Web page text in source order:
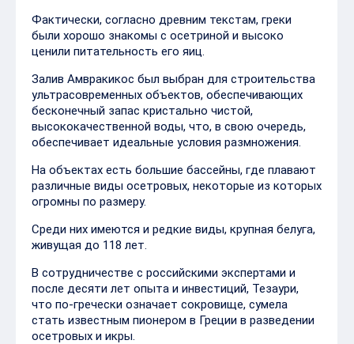
Фактически, согласно древним текстам, греки
были хорошо знакомы с осетриной и высоко
ценили питательность его яиц.
Залив Амвракикос был выбран для строительства
ультрасовременных объектов, обеспечивающих
бесконечный запас кристально чистой,
высококачественной воды, что, в свою очередь,
обеспечивает идеальные условия размножения.
На объектах есть большие бассейны, где плавают
различные виды осетровых, некоторые из которых
огромны по размеру.
Среди них имеются и редкие виды, крупная белуга,
живущая до 118 лет.
В сотрудничестве с российскими экспертами и
после десяти лет опыта и инвестиций, Тезаури,
что по-гречески означает сокровище, сумела
стать известным пионером в Греции в разведении
осетровых и икры.